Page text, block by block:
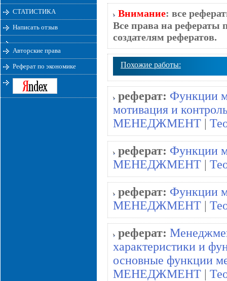
СТАТИСТИКА
Написать отзыв
Авторские права
Реферат по экономике
Внимание: все
Все права на рефераты
создателям рефератов.
Похожие работы:
реферат: Функции
мотивация и
МЕНЕДЖМЕНТ |
реферат: Функции
МЕНЕДЖМЕНТ |
реферат: Функции
МЕНЕДЖМЕНТ |
реферат:
характеристики и
основные функции
МЕНЕДЖМЕНТ |